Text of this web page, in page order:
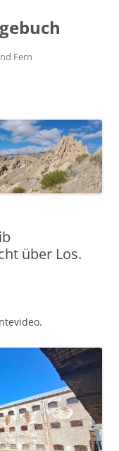
Fern
über Los.